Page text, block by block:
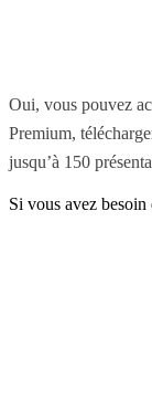
Oui, vous pouvez
Premium,
jusqu’à 150
Si vous avez